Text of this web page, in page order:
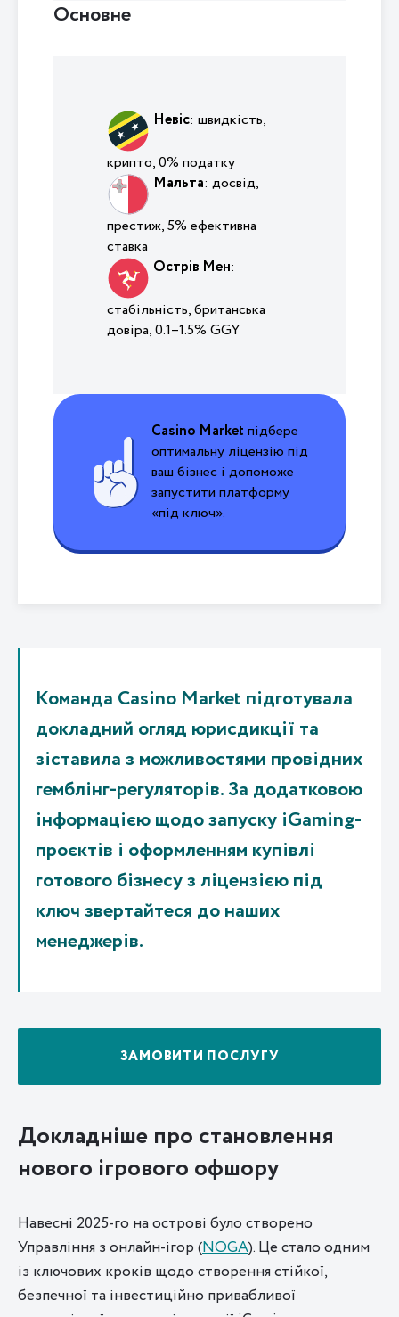
Основне
Невіс: швидкість,
крипто, 0% податку
Мальта: досвід,
престиж, 5% ефективна
ставка
Острів Мен:
стабільність, британська
довіра,0.1–1.5% GGY
Casino Market підбере
оптимальну ліцензію під
ваш бізнес і допоможе
запустити платформу
«під ключ».
Команда Casino Market підготувала
докладний огляд юрисдикції та
зіставила з можливостями провідних
гемблінг-регуляторів. За додатковою
інформацією щодо запуску iGaming-
проєктів і оформленням купівлі
готового бізнесу з ліцензією під
ключ звертайтеся до наших
менеджерів.
ЗАМОВИТИ ПОСЛУГУ
Докладніше про становлення
нового ігрового офшору
Навесні 2025-го на острові було створено
Управління з онлайн-ігор (NOGA). Це стало одним
із ключових кроків щодо створення стійкої,
безпечної та інвестиційно привабливої ​​